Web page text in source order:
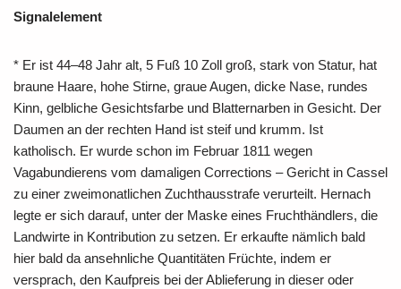
Signalelement
* Er ist 44–48 Jahr alt, 5 Fuß 10 Zoll groß, stark von Statur, hat
braune Haare, hohe Stirne, graue Augen, dicke Nase, rundes
Kinn, gelbliche Gesichtsfarbe und Blatternarben in Gesicht. Der
Daumen an der rechten Hand ist steif und krumm. Ist
katholisch. Er wurde schon im Februar 1811 wegen
Vagabundierens vom damaligen Corrections – Gericht in Cassel
zu einer zweimonatlichen Zuchthausstrafe verurteilt. Hernach
legte er sich darauf, unter der Maske eines Fruchthändlers, die
Landwirte in Kontribution zu setzen. Er erkaufte nämlich bald
hier bald da ansehnliche Quantitäten Früchte, indem er
versprach, den Kaufpreis bei der Ablieferung in dieser oder